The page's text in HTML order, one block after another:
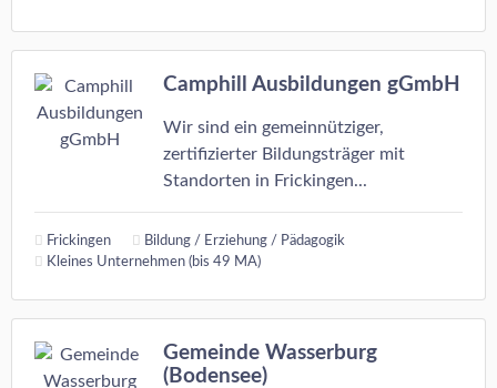
Camphill Ausbildungen gGmbH
Wir sind ein gemeinnütziger,
zertifizierter Bildungsträger mit
Standorten in Frickingen...
Frickingen
Bildung / Erziehung / Pädagogik
Kleines Unternehmen (bis 49 MA)
Gemeinde Wasserburg
(Bodensee)